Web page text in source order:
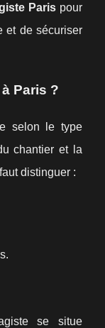
Parispour
et de sécuriser
Paris ?
selon le type
chantier et la
distinguer :
se situe